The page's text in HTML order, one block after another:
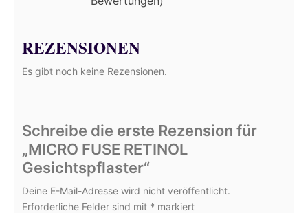
REZENSIONEN
Es gibt noch keine Rezensionen.
Schreibe die erste Rezension für
„MICRO FUSE RETINOL
Gesichtspflaster“
Deine E-Mail-Adresse wird nicht veröffentlicht.
Erforderliche Felder sind mit * markiert